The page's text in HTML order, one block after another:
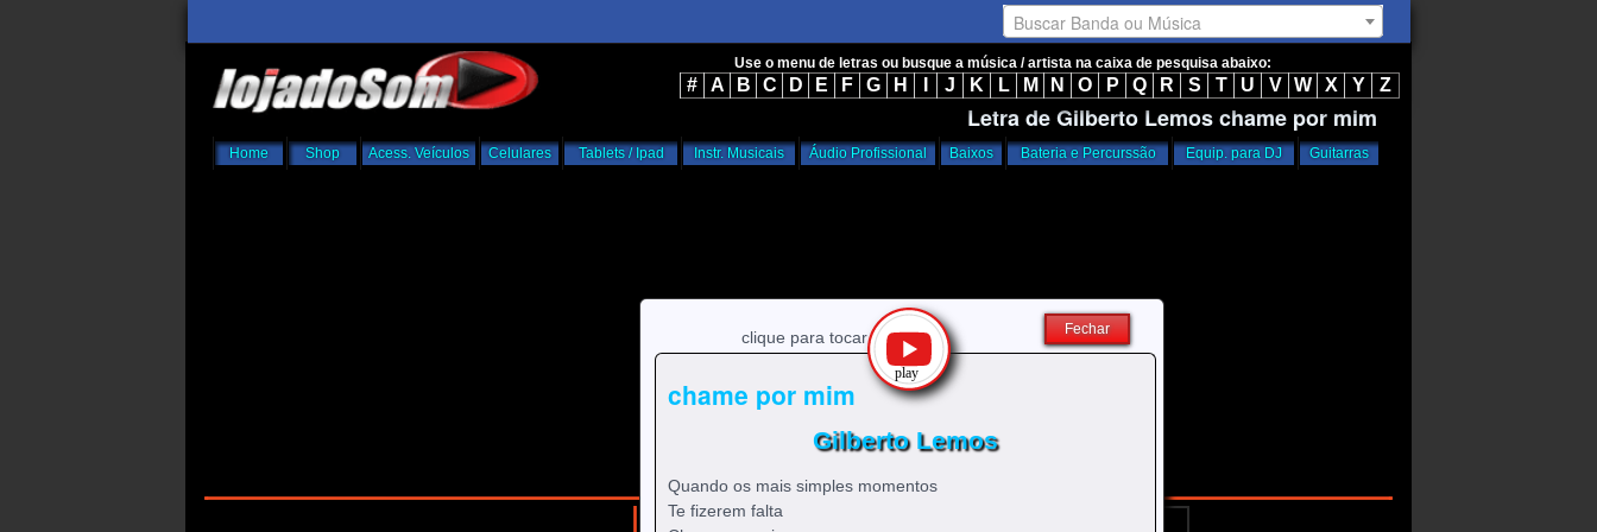
Use o menu de letras ou busque a música / artista na caixa de pesquisa abaixo:
# A B C D E F G H J K L M N O P Q R S T U V W X Y Z
Letra de Gilberto Lemos chame por mim
Home Shop Acess. Veículos Celulares Tablets / Ipad Instr. Musicais Áudio Profissional Baixos Bateria e Percurssão Equip. para DJ Guitarras
clique para tocar Fechar
chame por mim
Gilberto Lemos
Quando os mais simples momentos
Te fizerem falta
home / g / Gilberto Lemos
Buscar Banda ou Música